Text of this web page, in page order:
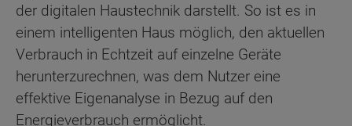
der digitalen Haustechnik darstellt. So ist es in
einem intelligenten Haus möglich, den aktuellen
Verbrauch in Echtzeit auf einzelne Geräte
herunterzurechnen, was dem Nutzer eine
effektive Eigenanalyse in Bezug auf den
Energieverbrauch ermöglicht.